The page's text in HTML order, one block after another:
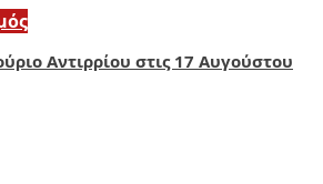
Αντιρρίου στις 17 Αυγούστου